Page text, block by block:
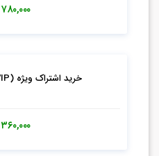
۷۸۰,۰۰۰
خرید اشتراک ویژه (VIP) وبسایت (ماهانه)
۳۶۰,۰۰۰